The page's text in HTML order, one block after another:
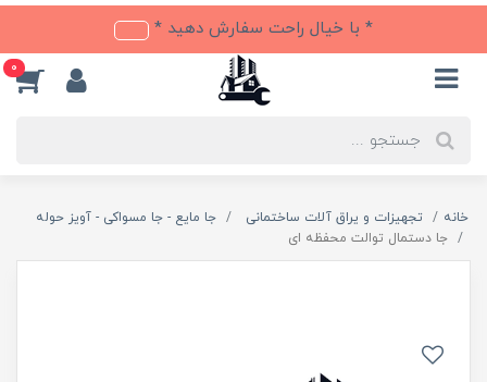
* با خیال راحت سفارش دهید *
0
خانه تجهیزات و یراق آلات ساختمانی
جا مایع - جا مسواکی - آویز حوله
جا دستمال توالت محفظه ای